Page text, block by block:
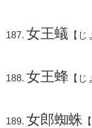
女王蟻 【じ
女王蜂 【じ
女郎蜘蛛